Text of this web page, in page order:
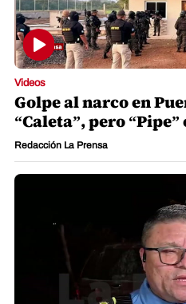
Videos
Golpe al narco en
“Caleta”, pero “Pipe”
Redacción La Prensa